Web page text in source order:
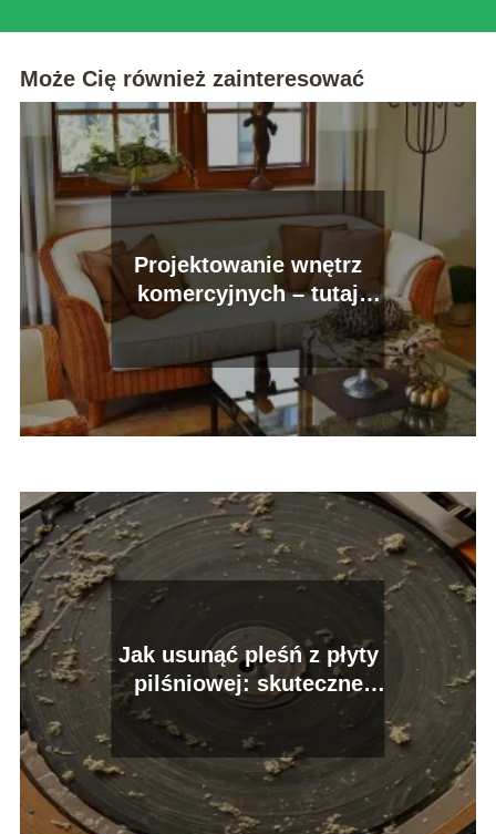
Może Cię również zainteresować
Projektowanie wnętrz
komercyjnych – tutaj
poprzeczka tkwi znacznie
wyżej
Jak usunąć pleśń z płyty
pilśniowej: skuteczne
sposoby